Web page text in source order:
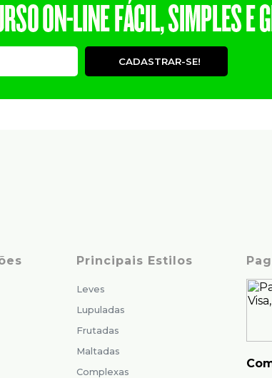
CADASTRAR-SE!
Principais Estilos
Leves
Lupuladas
Frutadas
Maltadas
Complexas